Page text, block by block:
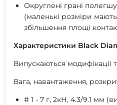
Округлені грані
(маленькі розміри
збільшення площі
Характеристики Black
Випускаються модифікації
Вага, навантаження,
# 1 - 7 г, 2кН, 4.3/9.1 мм